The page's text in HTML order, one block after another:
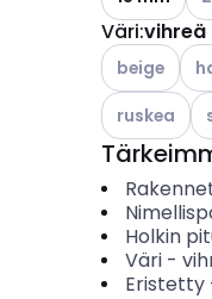
Väri:vihreä
Katso
beige
Katso
ruskea
Holkin
Väri-
Eristetty